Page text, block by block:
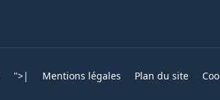
">| Mentions légales Plan du site